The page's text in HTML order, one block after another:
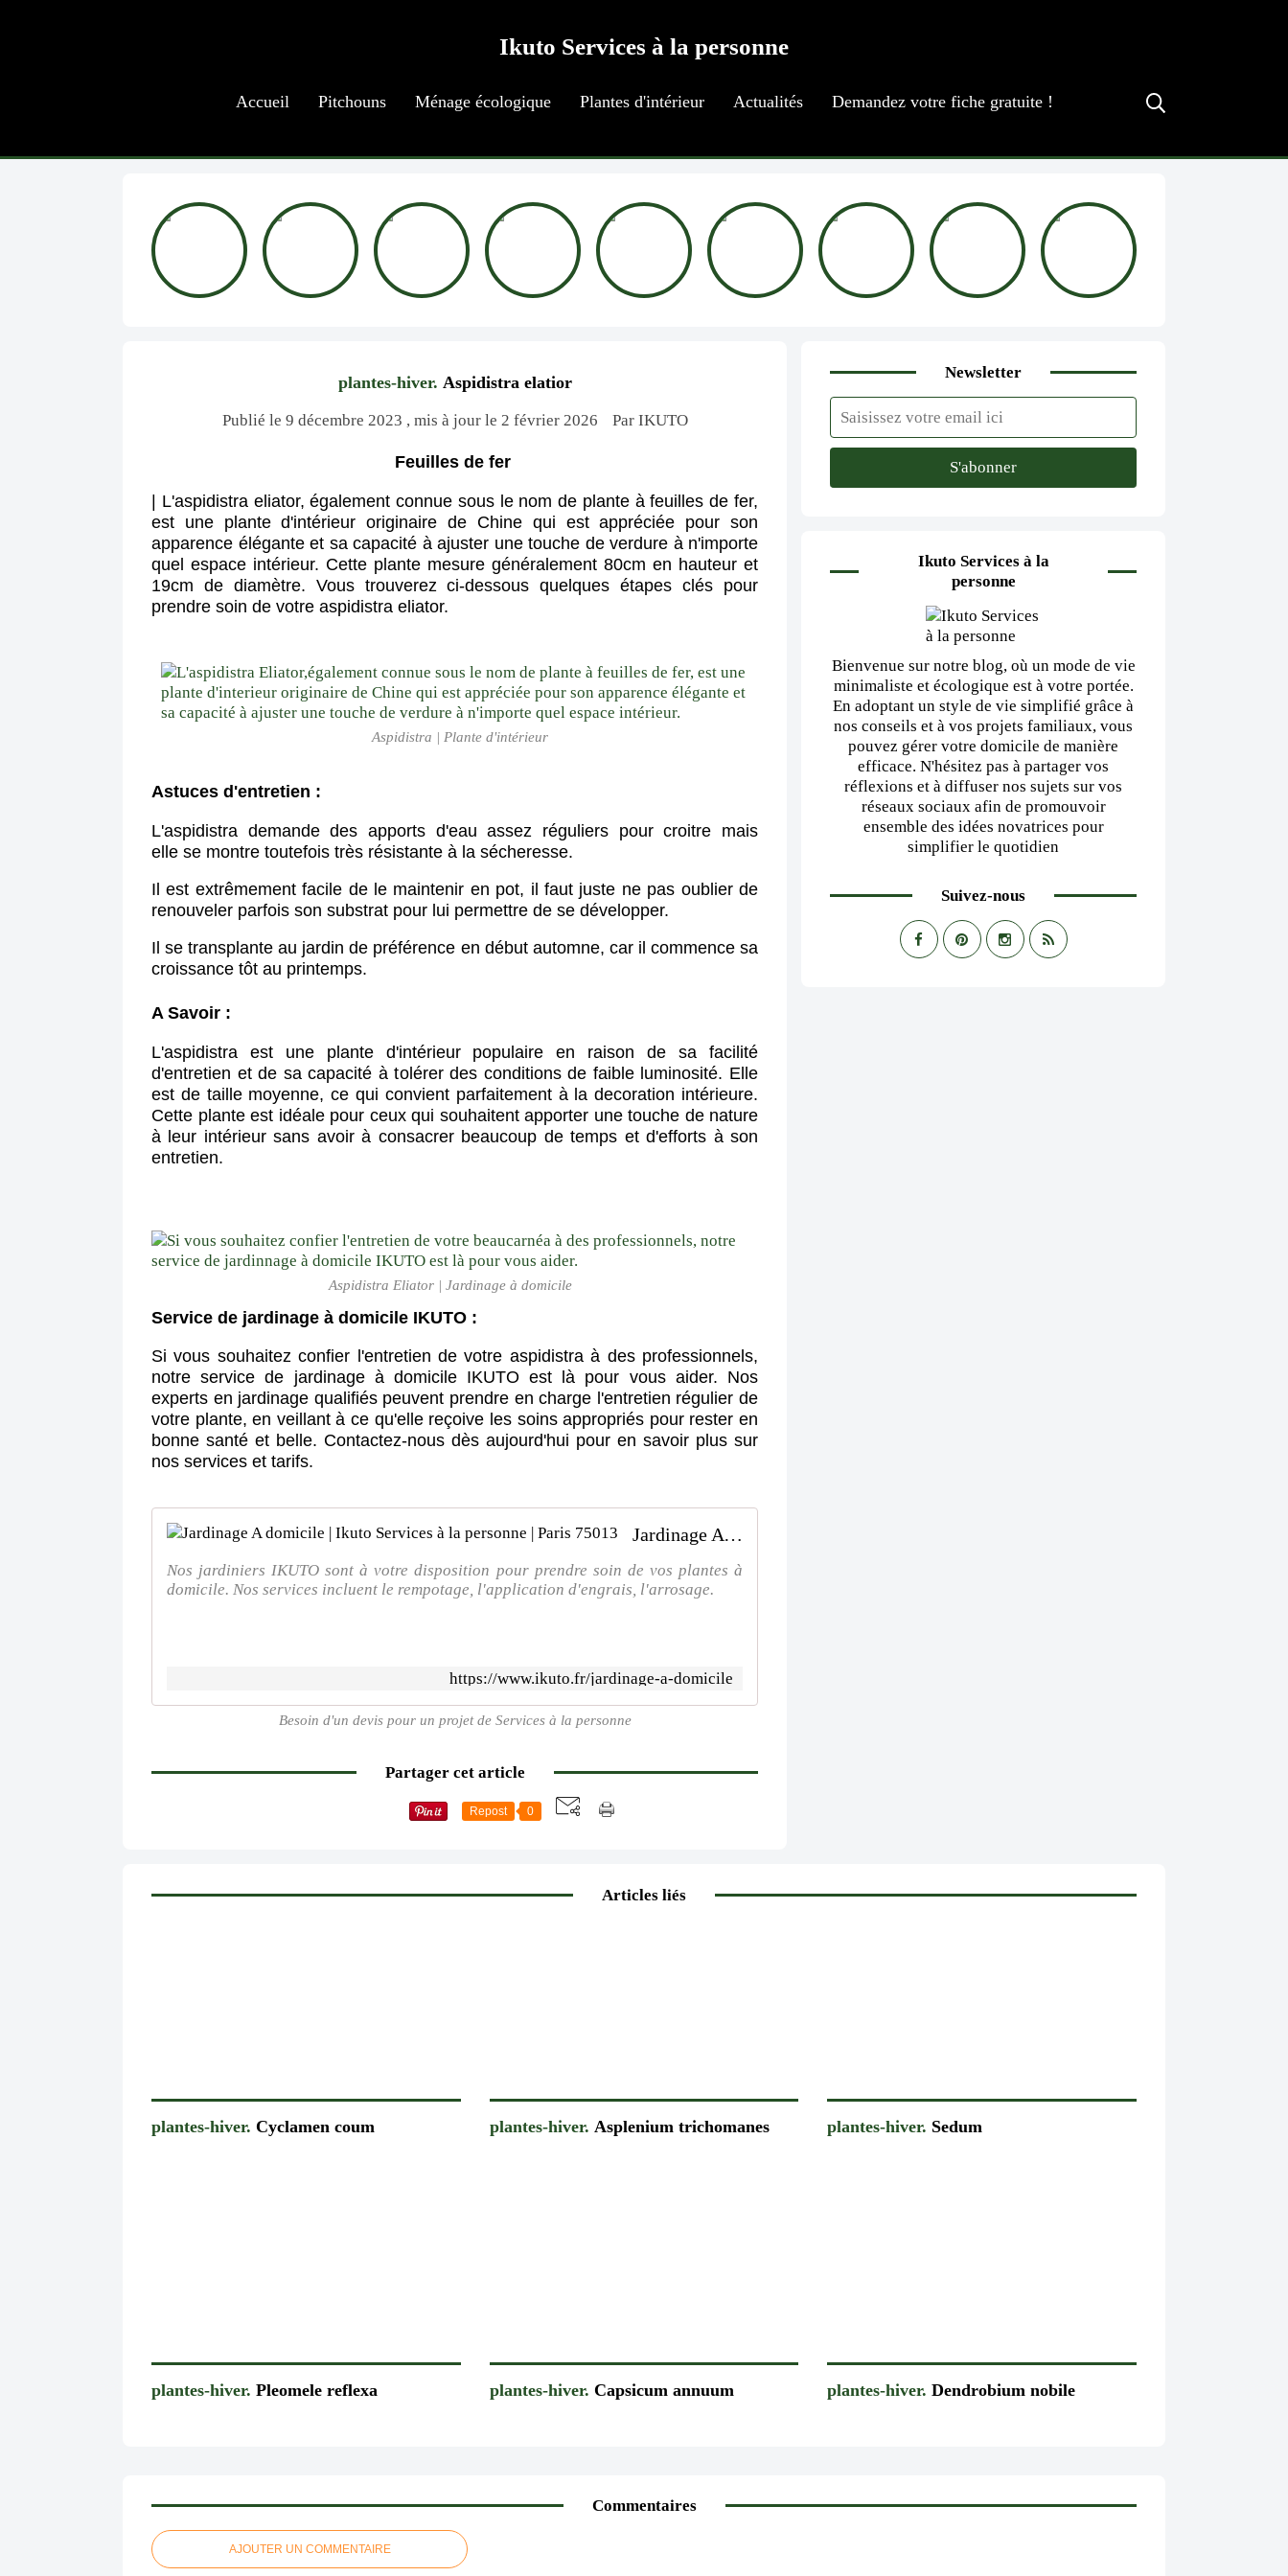
Ikuto Services à la personne
Accueil Pitchouns Ménage écologique Plantes d'intérieur Actualités Demandez votre fiche gratuite !
plantes-hiver. Aspidistra elatior
Publié le 9 décembre 2023 , mis à jour le 2 février 2026 Par IKUTO
Feuilles de fer
| L'aspidistra eliator, également connue sous le nom de plante à feuilles de fer,
est une plante d'intérieur originaire de Chine qui est appréciée pour son
apparence élégante et sa capacité à ajuster une touche de verdure à n'importe
quel espace intérieur. Cette plante mesure généralement 80cm en hauteur et
19cm de diamètre. Vous trouverez ci-dessous quelques étapes clés pour
prendre soin de votre aspidistra eliator.
Aspidistra | Plante d'intérieur
Astuces d'entretien :
L'aspidistra demande des apports d'eau assez réguliers pour croitre mais
elle se montre toutefois très résistante à la sécheresse.
Il est extrêmement facile de le maintenir en pot, il faut juste ne pas oublier de
renouveler parfois son substrat pour lui permettre de se développer.
Il se transplante au jardin de préférence en début automne, car il commence sa
croissance tôt au printemps.
A Savoir :
L'aspidistra est une plante d'intérieur populaire en raison de sa facilité
d'entretien et de sa capacité à tolérer des conditions de faible luminosité. Elle
est de taille moyenne, ce qui convient parfaitement à la decoration intérieure.
Cette plante est idéale pour ceux qui souhaitent apporter une touche de nature
à leur intérieur sans avoir à consacrer beaucoup de temps et d'efforts à son
entretien.
Aspidistra Eliator | Jardinage à domicile
Service de jardinage à domicile IKUTO :
Si vous souhaitez confier l'entretien de votre aspidistraà des professionnels,
notre service de jardinage à domicile IKUTO est là pour vous aider. Nos
experts en jardinage qualifiés peuvent prendre en charge l'entretien régulier de
votre plante, en veillant à ce qu'elle reçoive les soins appropriés pour rester en
bonne santé et belle. Contactez-nous dès aujourd'hui pour en savoir plus sur
nos services et tarifs.
Jardinage A domicile | Ikuto Services à la personne | Paris 75013
Nos jardiniers IKUTO sont à votre disposition pour prendre soin de vos plantes à
domicile. Nos services incluent le rempotage, l'application d'engrais, l'arrosage.
https://www.ikuto.fr/jardinage-a-domicile
Besoin d'un devis pour un projet de Services à la personne
Partager cet article
Repost 0
Newsletter
Ikuto Services à la
personne
Bienvenue sur notre blog, où un mode de vie
minimaliste et écologique est à votre portée.
En adoptant un style de vie simplifié grâce à
nos conseils et à vos projets familiaux, vous
pouvez gérer votre domicile de manière
efficace. N'hésitez pas à partager vos
réflexions et à diffuser nos sujets sur vos
réseaux sociaux afin de promouvoir
ensemble des idées novatrices pour
simplifier le quotidien
Suivez-nous
Articles liés
plantes-hiver. Cyclamen coum plantes-hiver. Asplenium trichomanes plantes-hiver. Sedum
plantes-hiver. Pleomele reflexa plantes-hiver. Capsicum annuum plantes-hiver. Dendrobium nobile
Commentaires
AJOUTER UN COMMENTAIRE